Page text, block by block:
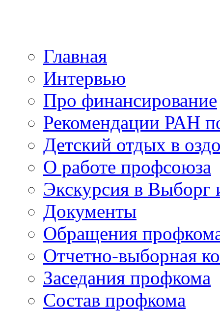
Главная
Интервью
Про финансирование
Рекомендации РАН
Детский отдых в
О работе профсоюза
Экскурсия в Выборг
Документы
Обращения
Отчетно-выборная
Заседания профкома
Состав профкома